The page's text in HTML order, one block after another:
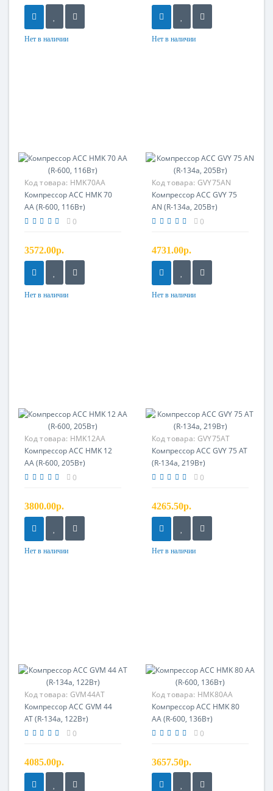
Нет в наличии Нет в наличии
Код товара: HMK70AA
Компрессор ACC HMK 70
AA (R-600, 116Вт)
0
3572.00р.
Нет в наличии
Код товара: GVY75AN
Компрессор ACC GVY 75
AN (R-134a, 205Вт)
0
4731.00р.
Нет в наличии
Код товара: HMK12AA
Компрессор ACC HMK 12
AA (R-600, 205Вт)
0
3800.00р.
Нет в наличии
Код товара: GVY75AT
Компрессор ACC GVY 75 AT
(R-134a, 219Вт)
0
4265.50р.
Нет в наличии
Код товара: GVM44AT
Компрессор ACC GVM 44
AT (R-134a, 122Вт)
0
4085.00р.
Код товара: HMK80AA
Компрессор ACC HMK 80
AA (R-600, 136Вт)
0
3657.50р.